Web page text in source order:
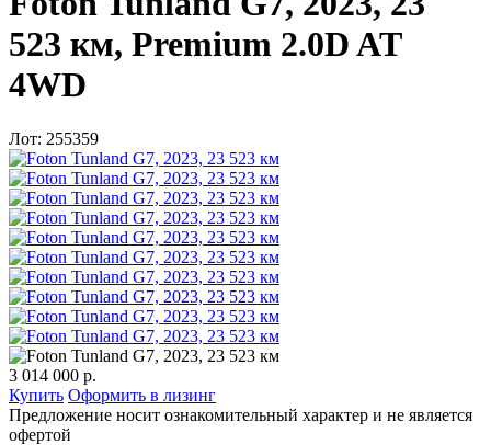
523 км, Premium 2.0D AT
4WD
Лот: 255359
3 014 000 р.
Купить Оформить в лизинг
Предложение носит ознакомительный характер и не является
офертой